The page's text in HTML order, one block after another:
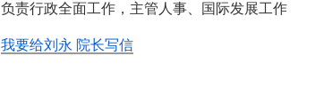
负责行政全面工作，主管人事、国际发展工作
我要给刘永 院长写信